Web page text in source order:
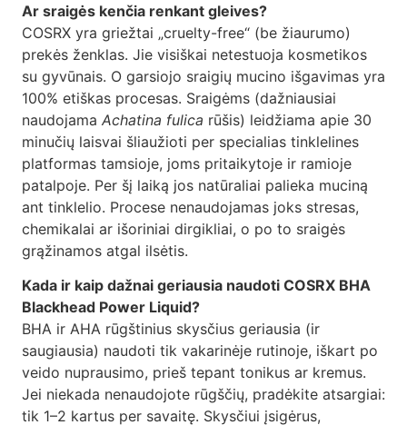
Ar sraigės kenčia renkant gleives?
COSRX yra griežtai „cruelty-free“ (be žiaurumo)
prekės ženklas. Jie visiškai netestuoja kosmetikos
su gyvūnais. O garsiojo sraigių mucino išgavimas yra
100% etiškas procesas. Sraigėms (dažniausiai
naudojama Achatina fulica rūšis) leidžiama apie 30
minučių laisvai šliaužioti per specialias tinklelines
platformas tamsioje, joms pritaikytoje ir ramioje
patalpoje. Per šį laiką jos natūraliai palieka muciną
ant tinklelio. Procese nenaudojamas joks stresas,
chemikalai ar išoriniai dirgikliai, o po to sraigės
grąžinamos atgal ilsėtis.
Kada ir kaip dažnai geriausia naudoti COSRX BHA
Blackhead Power Liquid?
BHA ir AHA rūgštinius skysčius geriausia (ir
saugiausia) naudoti tik vakarinėje rutinoje, iškart po
veido nuprausimo, prieš tepant tonikus ar kremus.
Jei niekada nenaudojote rūgščių, pradėkite atsargiai:
tik 1–2 kartus per savaitę. Skysčiui įsigėrus,